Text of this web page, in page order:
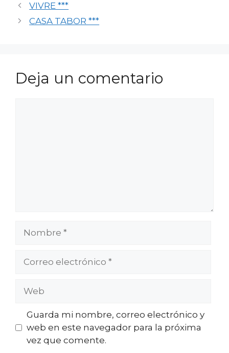
VIVRE ***
CASA TABOR ***
Deja un comentario
Nombre
Guarda mi nombre, correo electrónico y
web en este navegador para la próxima
vez que comente.